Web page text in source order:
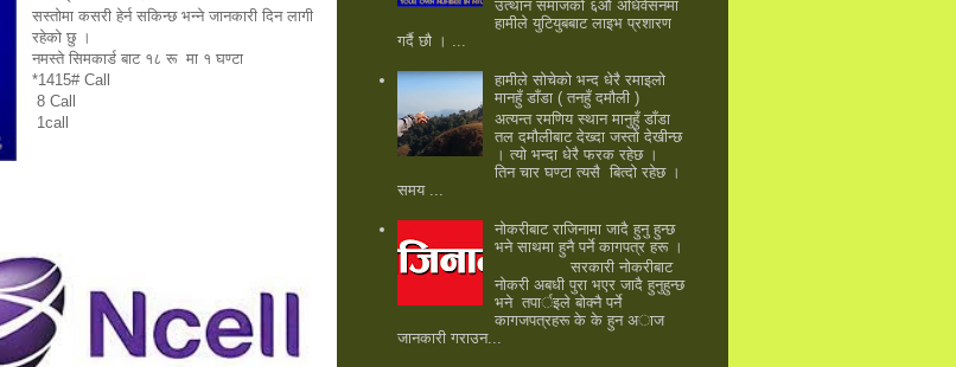
सस्तोमा कसरी हेर्न सकिन्छ भन्ने जानकारी दिन लागी
रहेको छु ।
नमस्ते सिमकार्ड बाट १८ रू  मा १ घण्टा
*1415# Call
8 Call
1call
उत्थान समाजको ६औं अधिवेसनमा
हामीले युटियुबबाट लाइभ प्रशारण
गर्दै छौ । ...
हामीले सोचेकाे भन्द धेरै रमाइलो
मानहुँ डाँडा ( तनहुँ दमाैली )
अत्यन्त रमणिय स्थान मानुहुँ डाँडा
तल दमाैलीबाट देख्दा जस्तो देखीन्छ
। त्यो भन्दा धेरै फरक रहेछ ।
तिन चार घण्टा त्यसै बित्दो रहेछ ।
समय ...
नाेकरीबाट राजिनामा जादै हुनु हुन्छ
भने साथमा हुनै पर्ने कागपत्र हरू ।
सरकारी नाेकरीबाट
नाेकरी अबधी पुरा भएर जादै हुनुहुन्छ
भने तपार्इले बाेक्नै पर्ने
कागजपत्रहरू के के हुन अाज
जानकारी गराउन...